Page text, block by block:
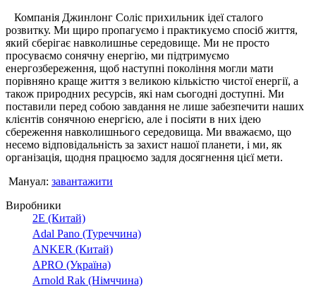
Компанiя Джинлонг Солiс прихильник ідеї сталого
розвитку. Ми щиро пропагуємо і практикуємо спосіб життя,
який сберiгає навколишнье середовище. Ми не просто
просуваємо сонячну енергію, ми підтримуємо
енергозбереження, щоб наступні покоління могли мати
порівняно краще життя з великою кількістю чистої енергії, а
також природних ресурсiв, якi нам сьогодні доступнi. Ми
поставили перед собою завдання не лише забезпечити наших
клієнтів сонячною енергією, але і посіяти в них ідею
сбереження навколишнього середовища. Ми вважаємо, що
несемо відповідальнiсть за захист нашої планети, і ми, як
організація, щодня працюємо задля досягнення цієї мети.
Мануал: завантажити
Виробники
2E (Китай)
Adal Pano (Туреччина)
ANKER (Китай)
APRO (Україна)
Arnold Rak (Німччина)